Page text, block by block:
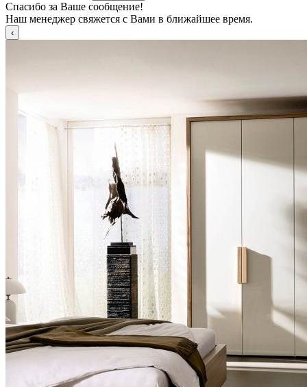
Спасибо за Ваше сообщение!
Наш менеджер свяжется с Вами в ближайшее время.